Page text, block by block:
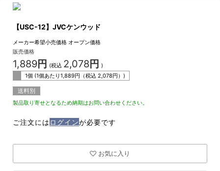
【USC-12】JVCケンウッド
メーカー希望小売価格 オープン価格
販売価格
1,889円 (税込 2,078 円 )
1個 (1個あたり1,889円（税込 2,078円）)
送料別
製品取り寄せとなるため納期はお問い合わせください。
ご注文には ログインが必要です
お気に入り